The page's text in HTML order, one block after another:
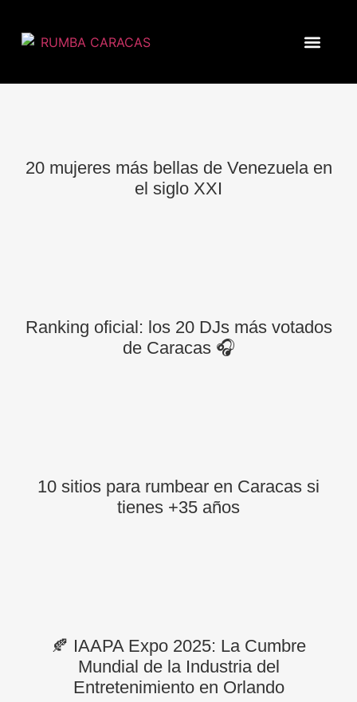
20 mujeres más bellas de Venezuela en
el siglo XXI
Ranking oficial: los 20 DJs más votados
de Caracas 🎧
10 sitios para rumbear en Caracas si
tienes +35 años
🍂 IAAPA Expo 2025: La Cumbre
Mundial de la Industria del
Entretenimiento en Orlando